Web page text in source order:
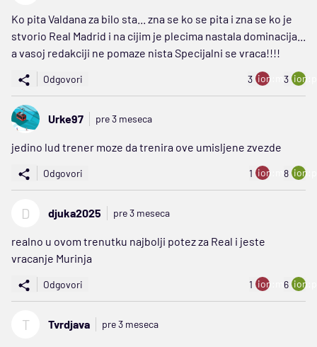
Ko pita Valdana za bilo sta... zna se ko se pita i zna se ko je
stvorio Real Madrid i na cijim je plecima nastala dominacija...
a vasoj redakciji ne pomaze nista Specijalni se vraca!!!!
Odgovori 3 ion:minus
3
Urke97 pre 3 meseca
jedino lud trener moze da trenira ove umisljene zvezde
Odgovori 1 ion:minus
8
D djuka2025 pre 3 meseca
realno u ovom trenutku najbolji potez za Real i jeste
vracanje Murinja
Odgovori 1 ion:minus
6
T Tvrdjava pre 3 meseca